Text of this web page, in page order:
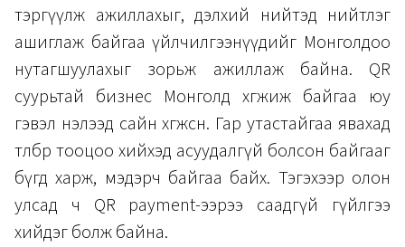
тэргүүлж ажиллахыг, дэлхий нийтэд нийтлэг
ашиглаж байгаа үйлчилгээнүүдийг Монголдоо
нутагшуулахыг зорьж ажиллаж байна. QR
суурьтай бизнес Монголд хөгжиж байгаа юу
гэвэл нэлээд сайн хөгжсөн. Гар утастайгаа явахад
төлбөр тооцоо хийхэд асуудалгүй болсон байгааг
бүгд харж, мэдэрч байгаа байх. Тэгэхээр олон
улсад ч QR payment-ээрээ саадгүй гүйлгээ
хийдэг болж байна.